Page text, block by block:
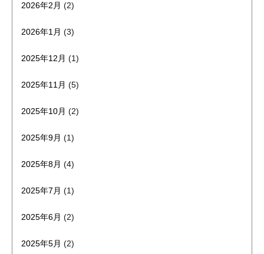
2026年2月 (2)
2026年1月 (3)
2025年12月 (1)
2025年11月 (5)
2025年10月 (2)
2025年9月 (1)
2025年8月 (4)
2025年7月 (1)
2025年6月 (2)
2025年5月 (2)